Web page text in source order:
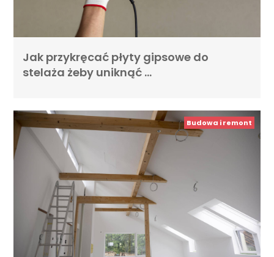
Jak przykręcać płyty gipsowe do
stelaża żeby uniknąć …
Budowa i remont